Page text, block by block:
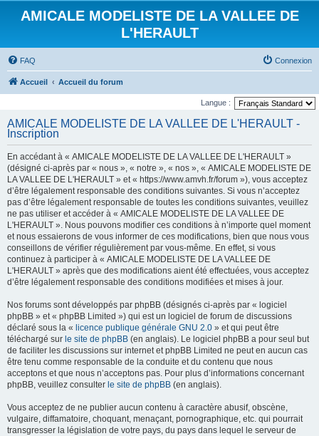
AMICALE MODELISTE DE LA VALLEE DE
L'HERAULT
FAQ Connexion
Accueil Accueil du forum
Langue :
AMICALE MODELISTE DE LA VALLEE DE L'HERAULT -
Inscription
En accédant à « AMICALE MODELISTE DE LA VALLEE DE L'HERAULT »
(désigné ci-après par « nous », « notre », « nos », « AMICALE MODELISTE DE
LA VALLEE DE L'HERAULT » et « https://www.amvh.fr/forum »), vous acceptez
d’être légalement responsable des conditions suivantes. Si vous n’acceptez
pas d’être légalement responsable de toutes les conditions suivantes, veuillez
ne pas utiliser et accéder à « AMICALE MODELISTE DE LA VALLEE DE
L'HERAULT ». Nous pouvons modifier ces conditions à n’importe quel moment
et nous essaierons de vous informer de ces modifications, bien que nous vous
conseillons de vérifier régulièrement par vous-même. En effet, si vous
continuez à participer à « AMICALE MODELISTE DE LA VALLEE DE
L'HERAULT » après que des modifications aient été effectuées, vous acceptez
d’être légalement responsable des conditions modifiées et mises à jour.
Nos forums sont développés par phpBB (désignés ci-après par « logiciel
phpBB » et « phpBB Limited ») qui est un logiciel de forum de discussions
déclaré sous la « licence publique générale GNU 2.0 » et qui peut être
téléchargé sur le site de phpBB (en anglais). Le logiciel phpBB a pour seul but
de faciliter les discussions sur internet et phpBB Limited ne peut en aucun cas
être tenu comme responsable de la conduite et du contenu que nous
acceptons et que nous n’acceptons pas. Pour plus d’informations concernant
phpBB, veuillez consulter le site de phpBB (en anglais).
Vous acceptez de ne publier aucun contenu à caractère abusif, obscène,
vulgaire, diffamatoire, choquant, menaçant, pornographique, etc. qui pourrait
transgresser la législation de votre pays, du pays dans lequel le serveur de